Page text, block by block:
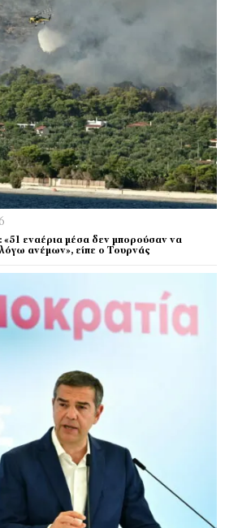
«51 εναέρια μέσα δεν μπορούσαν να
ανέμων», είπε ο Τουρνάς